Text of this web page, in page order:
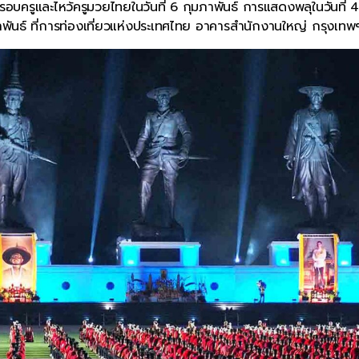
ครูและไหว้ครูมวยไทยในวันที่ 6 กุมภาพันธ์ การแสดงพลุในวันที่
ธ์ ที่การท่องเที่ยวแห่งประเทศไทย อาคารสำนักงานใหญ่ กรุงเทพ